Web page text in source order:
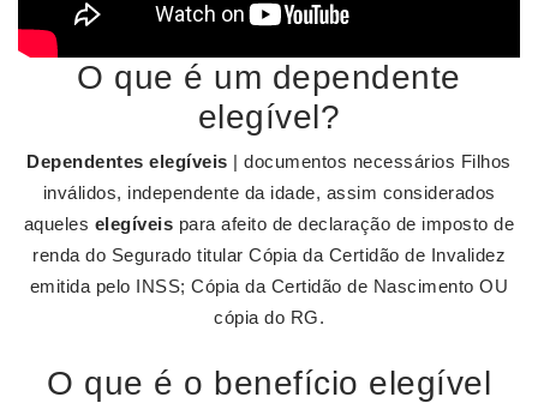
O que é um dependente
elegível?
Dependentes elegíveis | documentos necessários Filhos
inválidos, independente da idade, assim considerados
aqueles elegíveis para afeito de declaração de imposto de
renda do Segurado titular Cópia da Certidão de Invalidez
emitida pelo INSS; Cópia da Certidão de Nascimento OU
cópia do RG.
O que é o benefício elegível